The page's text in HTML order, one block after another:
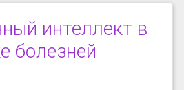
интеллект в
болезней